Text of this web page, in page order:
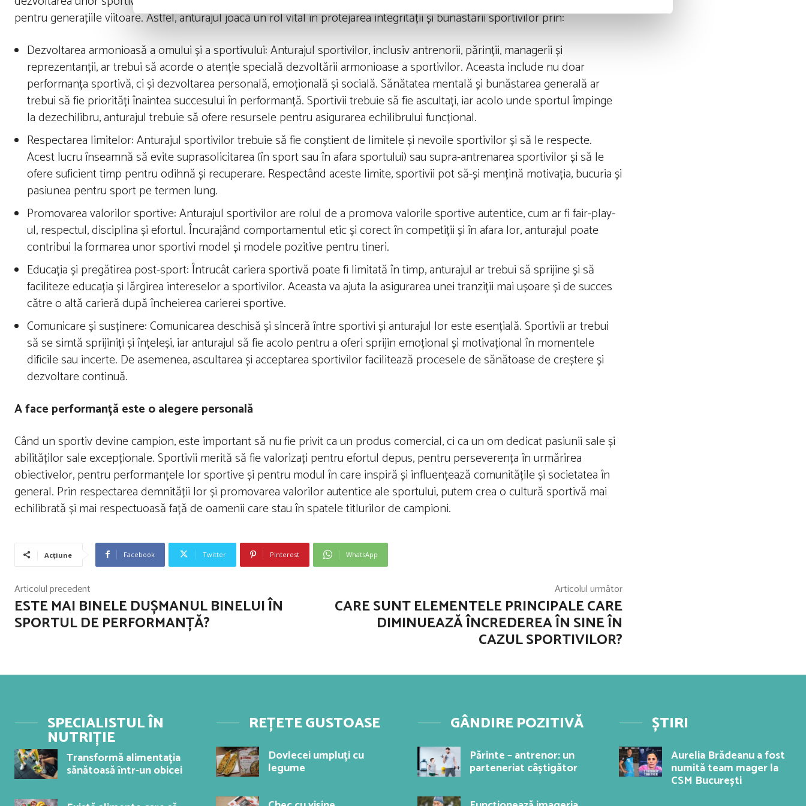
pentru generațiile viitoare. Astfel, anturajul joacă un rol vital în protejarea integrității și bunăstării sportivilor prin:
Dezvoltarea armonioasă a omului și a sportivului: Anturajul sportivilor, inclusiv antrenorii, părinții, managerii și
reprezentanții, ar trebui să acorde o atenție specială dezvoltării armonioase a sportivilor. Aceasta include nu doar
performanța sportivă, ci și dezvoltarea personală, emoțională și socială. Sănătatea mentală și bunăstarea generală ar
trebui să fie priorități înaintea succesului în performanță. Sportivii trebuie să fie ascultați, iar acolo unde sportul împinge
la dezechilibru, anturajul trebuie să ofere resursele pentru asigurarea echilibrului funcțional.
Respectarea limitelor: Anturajul sportivilor trebuie să fie conștient de limitele și nevoile sportivilor și să le respecte.
Acest lucru înseamnă să evite suprasolicitarea (în sport sau în afara sportului) sau supra-antrenarea sportivilor și să le
ofere suficient timp pentru odihnă și recuperare. Respectând aceste limite, sportivii pot să-și mențină motivația, bucuria și
pasiunea pentru sport pe termen lung.
Promovarea valorilor sportive: Anturajul sportivilor are rolul de a promova valorile sportive autentice, cum ar fi fair-play-
ul, respectul, disciplina și efortul. Încurajând comportamentul etic și corect în competiții și în afara lor, anturajul poate
contribui la formarea unor sportivi model și modele pozitive pentru tineri.
Educația și pregătirea post-sport: Întrucât cariera sportivă poate fi limitată în timp, anturajul ar trebui să sprijine și să
faciliteze educația și lărgirea intereselor a sportivilor. Aceasta va ajuta la asigurarea unei tranziții mai ușoare și de succes
către o altă carieră după încheierea carierei sportive.
Comunicare și susținere: Comunicarea deschisă și sinceră între sportivi și anturajul lor este esențială. Sportivii ar trebui
să se simtă sprijiniți și înțeleși, iar anturajul să fie acolo pentru a oferi sprijin emoțional și motivațional în momentele
dificile sau incerte. De asemenea, ascultarea și acceptarea sportivilor facilitează procesele de sănătoase de creștere și
dezvoltare continuă.
A face performanță este o alegere personală
Când un sportiv devine campion, este important să nu fie privit ca un produs comercial, ci ca un om dedicat pasiunii sale și
abilităților sale excepționale. Sportivii merită să fie valorizați pentru efortul depus, pentru perseverența în urmărirea
obiectivelor, pentru performanțele lor sportive și pentru modul în care inspiră și influențează comunitățile și societatea în
general. Prin respectarea demnității lor și promovarea valorilor autentice ale sportului, putem crea o cultură sportivă mai
echilibrată și mai respectuoasă față de oamenii care stau în spatele titlurilor de campioni.
Acțiune Facebook Twitter Pinterest WhatsApp
Articolul precedent
ESTE MAI BINELE DUȘMANUL BINELUI ÎN
SPORTUL DE PERFORMANȚĂ?
Articolul următor
CARE SUNT ELEMENTELE PRINCIPALE CARE
DIMINUEAZĂ ÎNCREDEREA ÎN SINE ÎN
CAZUL SPORTIVILOR?
SPECIALISTUL ÎN
NUTRIȚIE
Transformă alimentația
sănătoasă ȋntr-un obicei
REȚETE GUSTOASE
Dovlecei umpluți cu
legume
GÂNDIRE POZITIVĂ
Părinte – antrenor: un
parteneriat câștigător
ȘTIRI
Aurelia Brădeanu a fost
numită team mager la
CSM București